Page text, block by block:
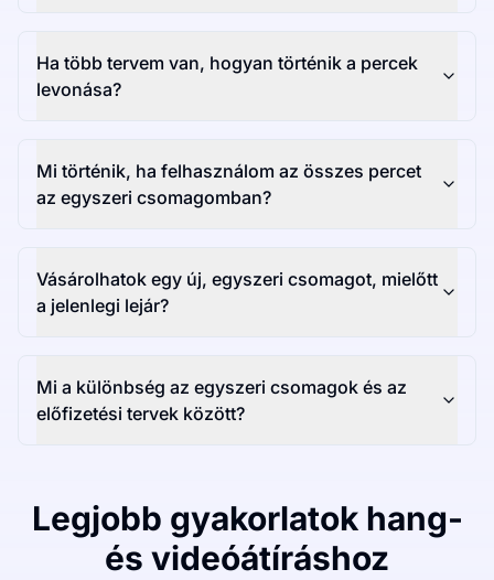
Ha több tervem van, hogyan történik a percek
levonása?
Mi történik, ha felhasználom az összes percet
az egyszeri csomagomban?
Vásárolhatok egy új, egyszeri csomagot, mielőtt
a jelenlegi lejár?
Mi a különbség az egyszeri csomagok és az
előfizetési tervek között?
Legjobb gyakorlatok hang-
és videóátíráshoz